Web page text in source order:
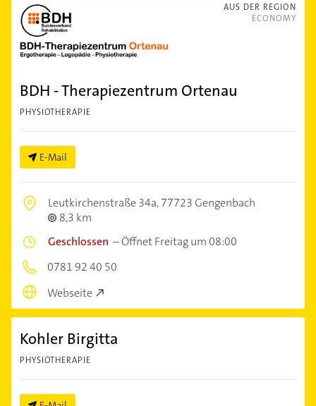
AUS DER REGION
ECONOMY
BDH - Therapiezentrum Ortenau
PHYSIOTHERAPIE
E-Mail
Leutkirchenstraße 34a,77723 Gengenbach
8,3 km
Geschlossen –Öffnet Freitag um 08:00
0781 92 40 50
Webseite
Kohler Birgitta
PHYSIOTHERAPIE